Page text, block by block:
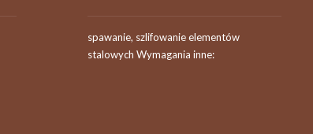
spawanie, szlifowanie elementów
stalowych Wymagania inne: